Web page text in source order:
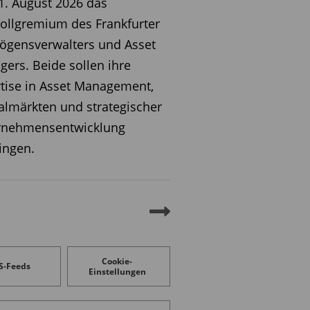
des Frankfurter
und Asset
Beide sollen ihre
in Asset Management,
und strategischer
Feeds
Cookie-
Einstellungen